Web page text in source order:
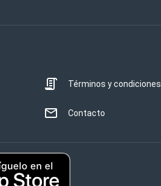
Términos y condiciones
Contacto